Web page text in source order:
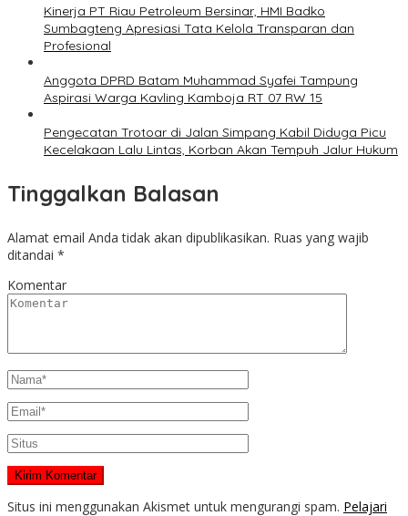
Kinerja PT Riau Petroleum Bersinar, HMI Badko
Sumbagteng Apresiasi Tata Kelola Transparan dan
Profesional
Anggota DPRD Batam Muhammad Syafei Tampung
Aspirasi Warga Kavling Kamboja RT 07 RW 15
Pengecatan Trotoar di Jalan Simpang Kabil Diduga Picu
Kecelakaan Lalu Lintas, Korban Akan Tempuh Jalur Hukum
Tinggalkan Balasan
Alamat email Anda tidak akan dipublikasikan. Ruas yang wajib
ditandai *
Komentar
Situs ini menggunakan Akismet untuk mengurangi spam. Pelajari